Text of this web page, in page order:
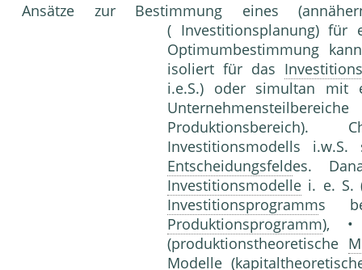
Ansätze zur Bestimmung eines
( Investitionsplanung) für
Optimumbestimmung
isoliert für das
i.e.S.) oder simultan
Produktionsbereich).
Investitionsmodells
Entscheidungsfeldes.
Investitionsmodelle i. e. S.
Investitionsprogramms
Produktionsprogramm), •
(produktionstheoretische
Modelle